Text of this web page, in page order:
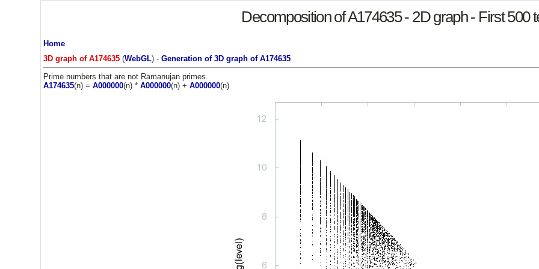
Decomposition of A174635 - 2D graph - First 500
Home
3D graph of A174635 (WebGL) - Generation of 3D graph of A174635
Prime numbers that are not Ramanujan primes.
A174635(n) = A000000(n) * A000000(n) + A000000(n)